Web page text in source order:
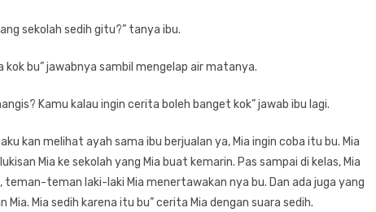
sekolah sedih gitu?” tanya ibu.
kok bu” jawabnya sambil mengelap air matanya.
Kamu kalau ingin cerita boleh banget kok” jawab ibu lagi.
kan melihat ayah sama ibu berjualan ya, Mia ingin coba itu bu. Mia
Mia ke sekolah yang Mia buat kemarin. Pas sampai di kelas, Mia
teman-teman laki-laki Mia menertawakan nya bu. Dan ada juga yang
Mia. Mia sedih karena itu bu” cerita Mia dengan suara sedih.